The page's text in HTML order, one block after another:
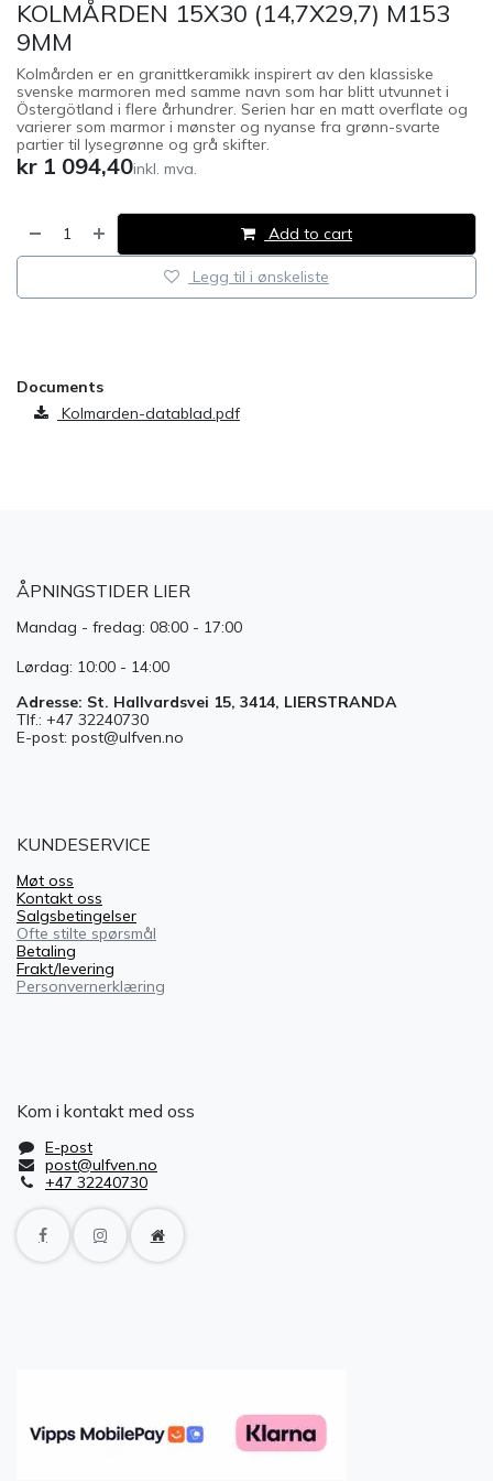
KOLMÅRDEN 15X30 (14,7X29,7) M153
9MM
Kolmården er en granittkeramikk inspirert av den klassiske
svenske marmoren med samme navn som har blitt utvunnet i
Östergötland i flere århundrer. Serien har en matt overflate og
varierer som marmor i mønster og nyanse fra grønn-svarte
partier til lysegrønne og grå skifter.
kr 1 094,40inkl. mva.
Add to cart
Legg til i ønskeliste
Documents
Kolmarden-datablad.pdf
ÅPNINGSTIDER LIER
Mandag - fredag: 08:00 - 17:00
Lørdag: 10:00 - 14:00
Adresse: St. Hallvardsvei 15, 3414, LIERSTRANDA
Tlf.: +47 32240730
E-post: post@ulfven.no
KUNDESERVICE
Møt oss
Kontakt oss
Salgsbetingelser
Ofte stilte spørsmål
Betaling
Frakt/levering
Personvernerklæring
Kom i kontakt med oss
E-post
post@ulfven.no
+47 32240730